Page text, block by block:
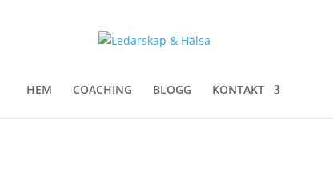
HEM COACHING BLOGG KONTAKT